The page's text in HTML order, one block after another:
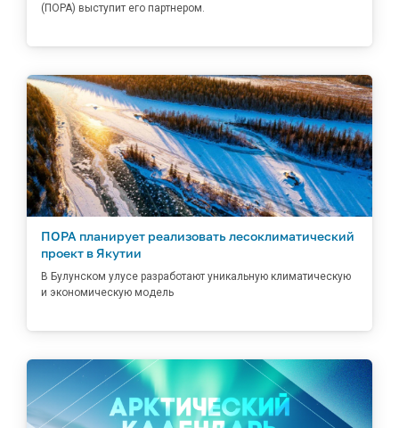
(ПОРА) выступит его партнером.
ПОРА планирует реализовать лесоклиматический
проект в Якутии
В Булунском улусе разработают уникальную климатическую
и экономическую модель